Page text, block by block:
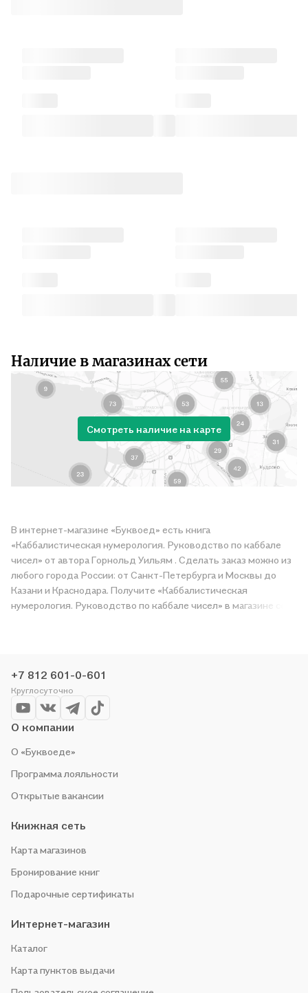
Наличие в магазинах сети
Смотреть наличие на карте
В интернет-магазине «Буквоед» есть книга
«Каббалистическая нумерология. Руководство по каббале
чисел» от автора Горнольд Уильям . Сделать заказ можно из
любого города России: от Санкт-Петербурга и Москвы до
Казани и Краснодара. Получите «Каббалистическая
нумерология. Руководство по каббале чисел» в магазине сети
выгоду!
+7 812 601-0-601
Круглосуточно
О компании
О «Буквоеде»
Программа лояльности
Открытые вакансии
Книжная сеть
Карта магазинов
Бронирование книг
Подарочные сертификаты
Интернет-магазин
Каталог
Карта пунктов выдачи